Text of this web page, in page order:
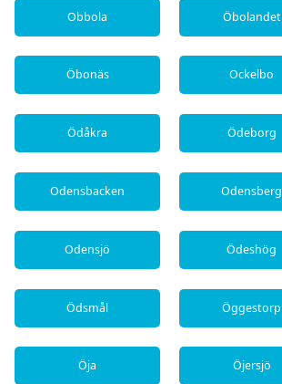
Obbola Öbolandet
Öbonäs Ockelbo
Ödåkra Ödeborg
Odensbacken Odensberg
Odensjö Ödeshög
Ödsmål Öggestorp
Öja Öjersjö